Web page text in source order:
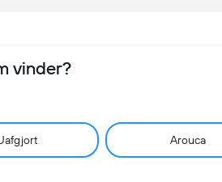
vinder?
Arouca